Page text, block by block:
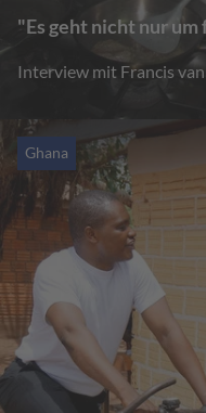
"Es geht nicht nur
Interview mit Francis
Ghana